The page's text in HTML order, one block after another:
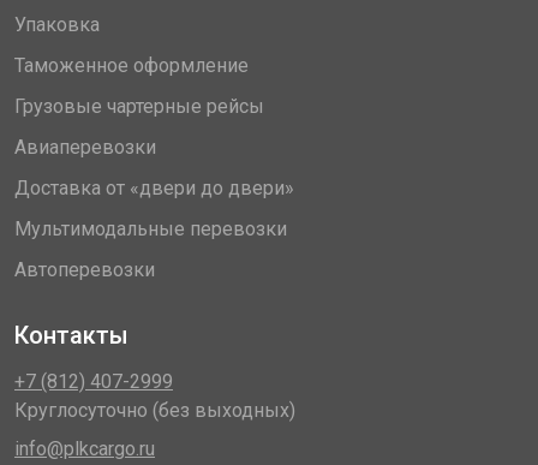
Упаковка
Таможенное оформление
Грузовые чартерные рейсы
Авиаперевозки
Доставка от «двери до двери»
Мультимодальные перевозки
Автоперевозки
Контакты
+7 (812) 407-2999
Круглосуточно (без выходных)
info@plkcargo.ru